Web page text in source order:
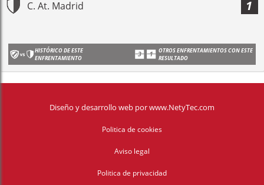
C. At. Madrid 1
HISTÓRICO DE ESTE
ENFRENTAMIENTO
OTROS ENFRENTAMIENTOS CON ESTE
RESULTADO
Diseño y desarrollo web porwww.NetyTec.com
Politica de cookies
Aviso legal
Politica de privacidad